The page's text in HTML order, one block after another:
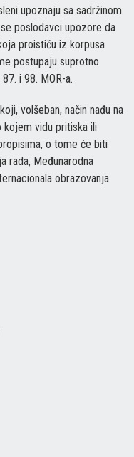
upoznaju sa sadržinom
poslodavci upozore da
proističu iz korpusa
postupaju suprotno
i 98. MOR-a.
volšeban, način nađu na
kojem vidu pritiska ili
o tome će biti
rada, Međunarodna
obrazovanja.